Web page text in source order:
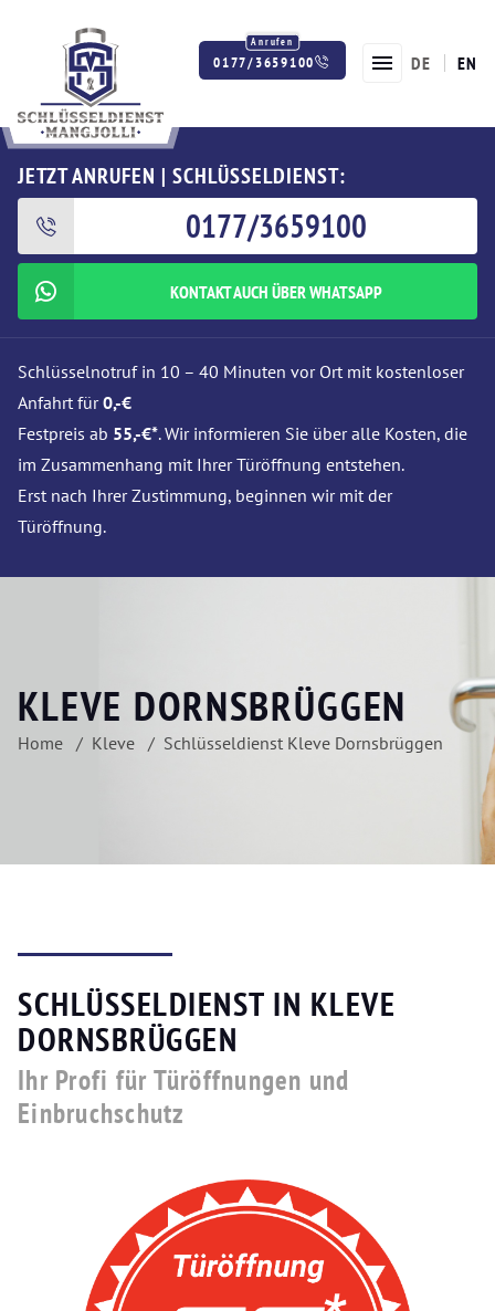
0177/3659100 DE EN
JETZT ANRUFEN | SCHLÜSSELDIENST:
0177/3659100
KONTAKT AUCH ÜBER WHATSAPP
Schlüsselnotruf in 10 – 40 Minuten vor Ort mit kostenloser
Anfahrt für0,-€
Festpreis ab 55,-€*. Wir informieren Sie über alle Kosten, die
im Zusammenhang mit Ihrer Türöffnung entstehen.
Erst nach Ihrer Zustimmung, beginnen wir mit der
Türöffnung.
KLEVE DORNSBRÜGGEN
Home Kleve Schlüsseldienst Kleve Dornsbrüggen
SCHLÜSSELDIENST IN KLEVE
DORNSBRÜGGEN
Ihr Profi für Türöffnungen und
Einbruchschutz